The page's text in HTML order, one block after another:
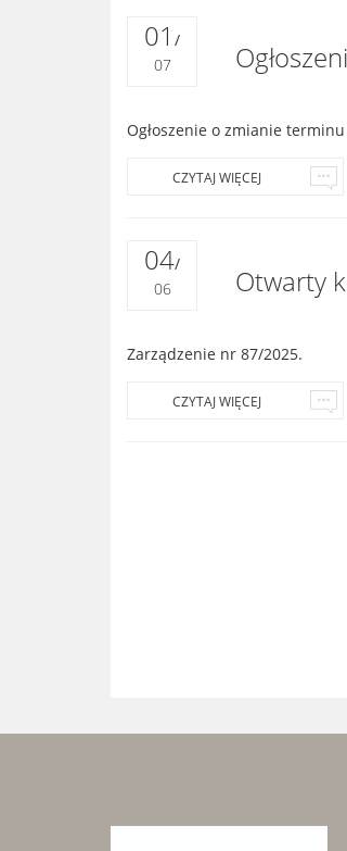
01 /
07
Ogłoszenie o zmianie
CZYTAJ WIĘCEJ
04/
06
Otwarty
Zarządzenie nr 87/2025.
CZYTAJ WIĘCEJ